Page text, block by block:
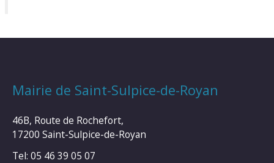
Mairie de Saint-Sulpice-de-Royan
46B, Route de Rochefort,
17200 Saint-Sulpice-de-Royan
Tel: 05 46 39 05 07